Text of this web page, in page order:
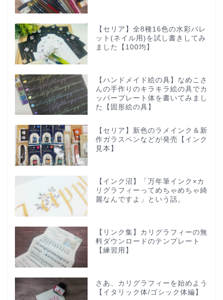
【セリア】全8種16色の水彩パレ
ット(ネイル用)を試し書きしてみ
ました【100均】
【ハンドメイド絵の具】なめこさ
んの手作りのキラキラ絵の具でカ
ッパープレート体を書いてみまし
た【固形絵の具】
【セリア】新色のラメインク＆新
作ガラスペンなどが発売【インク
見本】
【インク沼】「万年筆インク×カ
リグラフィーってめちゃめちゃ綺
麗なんですよ」という話。
【リンク集】カリグラフィーの無
料ダウンロードのテンプレート
【練習用】
さあ、カリグラフィーを始めよう
【イタリック体/ゴシック体編】